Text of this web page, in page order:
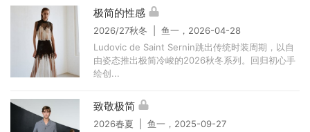
极简的性感
2026/27秋冬 | 鱼一，2026-04-28
Ludovic de Saint Sernin跳出传统时装周期，以自
由姿态推出极简冷峻的2026秋冬系列。回归初心手
绘创...
致敬极简
2026春夏 | 鱼一，2025-09-27